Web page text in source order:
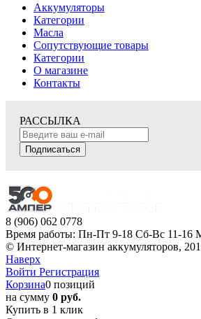
Аккумуляторы
Категории
Масла
Сопутствующие товары
Категории
О магазине
Контакты
РАССЫЛКА
Подписаться
8 (906) 062 0778
Время работы: Пн-Пт 9-18 Сб-Вс 11-
© Интернет-магазин аккумуляторов,
Наверх
Войти Регистрация
Корзина0 позиций
на сумму 0 руб.
Купить в 1 клик